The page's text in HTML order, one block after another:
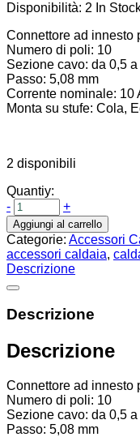
Disponibilità: 2 In
Connettore ad innesto
Numero di poli: 10
Sezione cavo: da 0,5 a
Passo: 5,08 mm
Corrente nominale: 10
Monta su stufe: Cola,
2 disponibili
Quantiy:
-
+
Aggiungi al carrello
Categorie: Accessori
accessori caldaia,
Descrizione
Descrizione
Descrizione
Connettore ad innesto
Numero di poli: 10
Sezione cavo: da 0,5 a
Passo: 5,08 mm